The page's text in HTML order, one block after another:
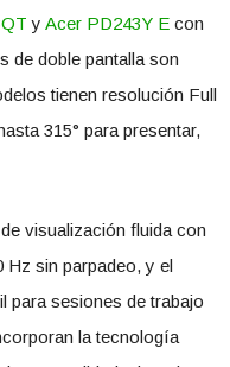
y Acer PD243Y E con
de doble pantalla son
tienen resolución Full
315° para presentar,
visualización fluida con
Hz sin parpadeo, y el
para sesiones de trabajo
la tecnología